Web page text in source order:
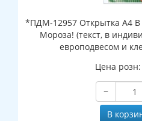
*ПДМ-12957 Открытка А4
Мороза! (текст, в
европодвесом и
Цена розн:
−
В